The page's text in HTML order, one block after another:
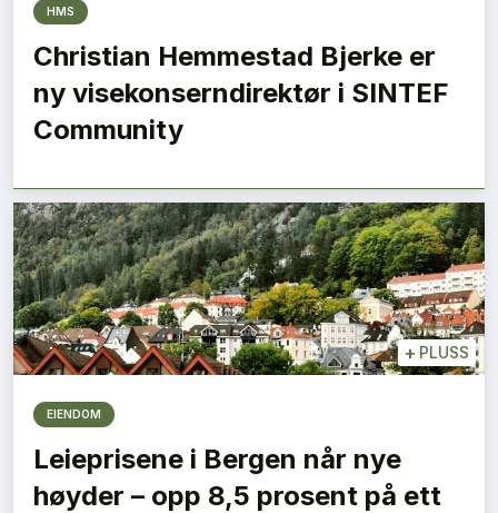
HMS
Christian Hemmestad Bjerke er
ny visekonserndirektør i SINTEF
Community
+ PLUSS
EIENDOM
Leieprisene i Bergen når nye
høyder – opp 8,5 prosent på ett